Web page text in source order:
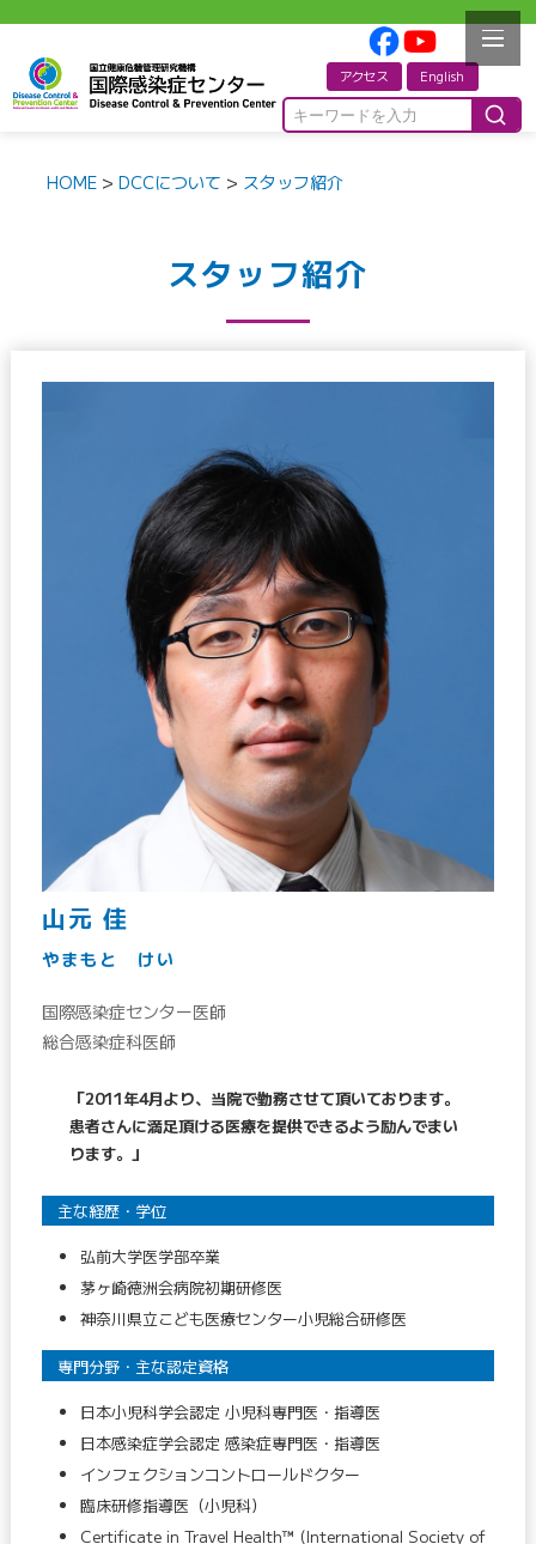
アクセス English
HOME >DCCについて > スタッフ紹介
スタッフ紹介
山元 佳
やまもと けい
国際感染症センター医師
総合感染症科医師
「2011年4月より、当院で勤務させて頂いております。
患者さんに満足頂ける医療を提供できるよう励んでまい
ります。」
主な経歴・学位
弘前大学医学部卒業
茅ヶ崎徳洲会病院初期研修医
神奈川県立こども医療センター小児総合研修医
専門分野・主な認定資格
日本小児科学会認定 小児科専門医・指導医
日本感染症学会認定 感染症専門医・指導医
インフェクションコントロールドクター
臨床研修指導医（小児科）
Certificate in Travel Health™ (International Society of